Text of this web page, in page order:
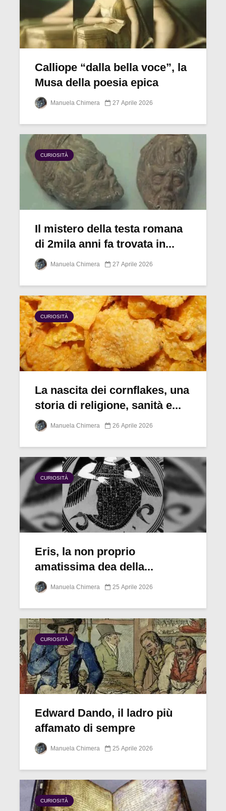
Calliope “dalla bella voce”, la
Musa della poesia epica
Manuela Chimera 27 Aprile 2026
CURIOSITÀ
Il mistero della testa romana
di 2mila anni fa trovata in...
Manuela Chimera 27 Aprile 2026
CURIOSITÀ
La nascita dei cornflakes, una
storia di religione, sanità e...
Manuela Chimera 26 Aprile 2026
CURIOSITÀ
Eris, la non proprio
amatissima dea della...
Manuela Chimera 25 Aprile 2026
CURIOSITÀ
Edward Dando, il ladro più
affamato di sempre
Manuela Chimera 25 Aprile 2026
CURIOSITÀ